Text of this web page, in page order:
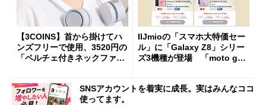
【3COINS】首から掛けてハ
ンズフリーで使用、3520円の
「ペルチェ付きネックファ
IIJmioの「スマホ大特価セー
ル」に「Galaxy Z8」シリー
ズ3機種が登場 「moto g37
SNSアカウントを着実に成長。実はみんなココ
使ってます。